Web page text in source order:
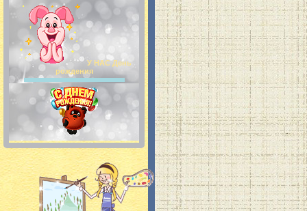
У НАС День
рождения